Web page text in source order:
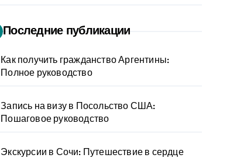
Последние публикации
Как получить гражданство Аргентины:
Полное руководство
Запись на визу в Посольство США:
Пошаговое руководство
Экскурсии в Сочи: Путешествие в сердце